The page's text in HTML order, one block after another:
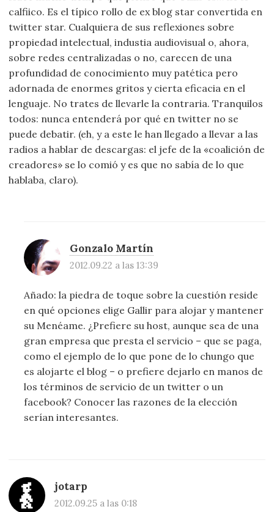
calfiico. Es el típico rollo de ex blog star convertida en
twitter star. Cualquiera de sus reflexiones sobre
propiedad intelectual, industia audiovisual o, ahora,
sobre redes centralizadas o no, carecen de una
profundidad de conocimiento muy patética pero
adornada de enormes gritos y cierta eficacia en el
lenguaje. No trates de llevarle la contraria. Tranquilos
todos: nunca entenderá por qué en twitter no se
puede debatir. (eh, y a este le han llegado a llevar a las
radios a hablar de descargas: el jefe de la «coalición de
creadores» se lo comió y es que no sabía de lo que
hablaba, claro).
Gonzalo Martín
2012.09.22 a las 13:39
Añado: la piedra de toque sobre la cuestión reside
en qué opciones elige Gallir para alojar y mantener
su Menéame. ¿Prefiere su host, aunque sea de una
gran empresa que presta el servicio – que se paga,
como el ejemplo de lo que pone de lo chungo que
es alojarte el blog – o prefiere dejarlo en manos de
los términos de servicio de un twitter o un
facebook? Conocer las razones de la elección
serían interesantes.
jotarp
2012.09.25 a las 0:18